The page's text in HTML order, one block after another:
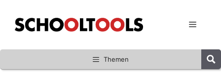
Inhalt
springen
Menü
Themen